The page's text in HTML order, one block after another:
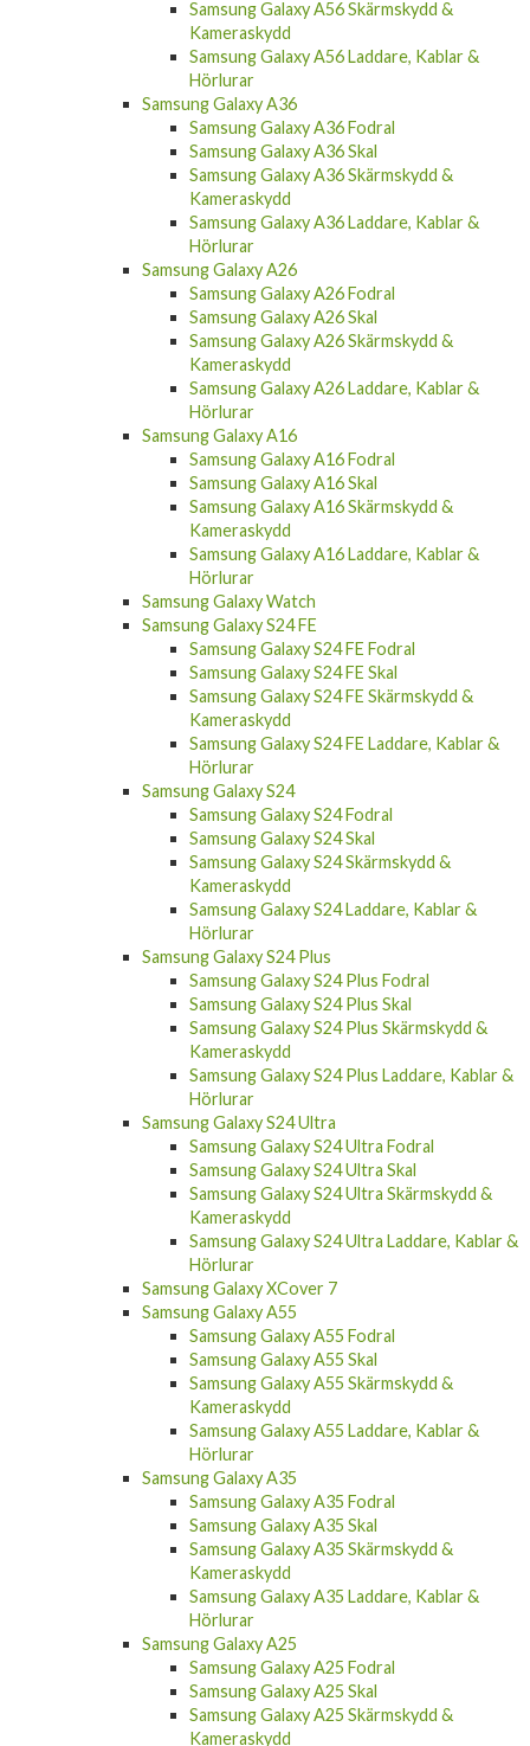
Samsung Galaxy A56 Skärmskydd &
Kameraskydd
Samsung Galaxy A56 Laddare, Kablar &
Hörlurar
Samsung Galaxy A36
Samsung Galaxy A36 Fodral
Samsung Galaxy A36 Skal
Samsung Galaxy A36 Skärmskydd &
Kameraskydd
Samsung Galaxy A36 Laddare, Kablar &
Hörlurar
Samsung Galaxy A26
Samsung Galaxy A26 Fodral
Samsung Galaxy A26 Skal
Samsung Galaxy A26 Skärmskydd &
Kameraskydd
Samsung Galaxy A26 Laddare, Kablar &
Hörlurar
Samsung Galaxy A16
Samsung Galaxy A16 Fodral
Samsung Galaxy A16 Skal
Samsung Galaxy A16 Skärmskydd &
Kameraskydd
Samsung Galaxy A16 Laddare, Kablar &
Hörlurar
Samsung Galaxy Watch
Samsung Galaxy S24 FE
Samsung Galaxy S24 FE Fodral
Samsung Galaxy S24 FE Skal
Samsung Galaxy S24 FE Skärmskydd &
Kameraskydd
Samsung Galaxy S24 FE Laddare, Kablar &
Hörlurar
Samsung Galaxy S24
Samsung Galaxy S24 Fodral
Samsung Galaxy S24 Skal
Samsung Galaxy S24 Skärmskydd &
Kameraskydd
Samsung Galaxy S24 Laddare, Kablar &
Hörlurar
Samsung Galaxy S24 Plus
Samsung Galaxy S24 Plus Fodral
Samsung Galaxy S24 Plus Skal
Samsung Galaxy S24 Plus Skärmskydd &
Kameraskydd
Samsung Galaxy S24 Plus Laddare, Kablar &
Hörlurar
Samsung Galaxy S24 Ultra
Samsung Galaxy S24 Ultra Fodral
Samsung Galaxy S24 Ultra Skal
Samsung Galaxy S24 Ultra Skärmskydd &
Kameraskydd
Samsung Galaxy S24 Ultra Laddare, Kablar &
Hörlurar
Samsung Galaxy XCover 7
Samsung Galaxy A55
Samsung Galaxy A55 Fodral
Samsung Galaxy A55 Skal
Samsung Galaxy A55 Skärmskydd &
Kameraskydd
Samsung Galaxy A55 Laddare, Kablar &
Hörlurar
Samsung Galaxy A35
Samsung Galaxy A35 Fodral
Samsung Galaxy A35 Skal
Samsung Galaxy A35 Skärmskydd &
Kameraskydd
Samsung Galaxy A35 Laddare, Kablar &
Hörlurar
Samsung Galaxy A25
Samsung Galaxy A25 Fodral
Samsung Galaxy A25 Skal
Samsung Galaxy A25 Skärmskydd &
Kameraskydd